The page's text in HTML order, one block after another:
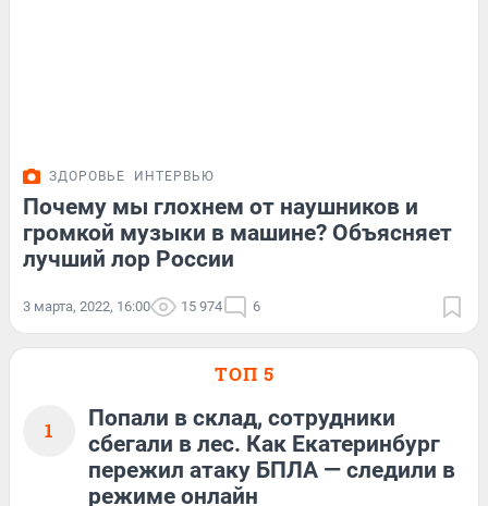
ЗДОРОВЬЕ ИНТЕРВЬЮ
Почему мы глохнем от наушников и
громкой музыки в машине? Объясняет
лучший лор России
3 марта, 2022, 16:00 15 974 6
ТОП 5
1
Попали в склад, сотрудники
сбегали в лес. Как Екатеринбург
пережил атаку БПЛА — следили в
режиме онлайн